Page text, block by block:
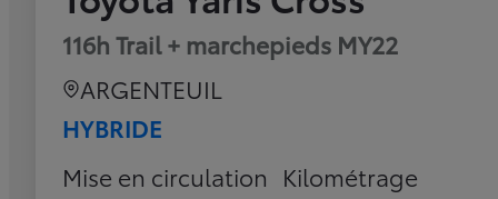
116h Trail + marchepieds MY22
ARGENTEUIL
HYBRIDE
Mise en circulation Kilométrage